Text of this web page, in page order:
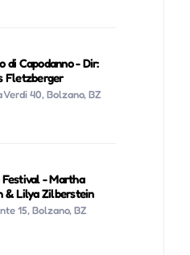
di Capodanno - Dir:
Fletzberger
Verdi 40, Bolzano, BZ
- Martha
& Lilya Zilberstein
15, Bolzano, BZ